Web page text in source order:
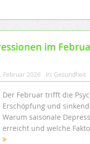
im
Februar 2026 In: Gesundheit
Der Februar trifft die
Erschöpfung und
Warum saisonale
erreicht und welche